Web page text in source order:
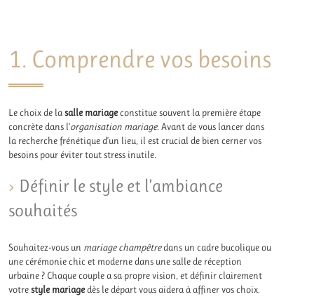
1. Comprendre vos besoins
Le choix de lasalle mariageconstitue souvent la première étape
concrète dans l’organisation mariage. Avant de vous lancer dans
la recherche frénétique d’un lieu, il est crucial de bien cerner vos
besoins pour éviter tout stress inutile.
Définir le style et l’ambiance
souhaités
Souhaitez-vous un mariage champêtredans un cadre bucolique ou
une cérémonie chic et moderne dans une salle de réception
urbaine ? Chaque couple a sa propre vision, et définir clairement
votrestyle mariagedès le départ vous aidera à affiner vos choix.